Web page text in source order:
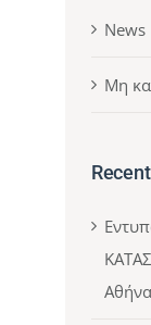
News
Μη